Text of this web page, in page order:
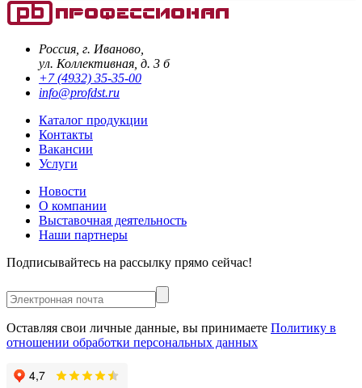
Россия, г. Иваново,
ул. Коллективная, д. 3 б
+7 (4932) 35-35-00
info@profdst.ru
Каталог продукции
Контакты
Вакансии
Услуги
Новости
О компании
Выставочная деятельность
Наши партнеры
Подписывайтесь на рассылку прямо сейчас!
Оставляя свои личные данные, вы принимаете Политику в
отношении обработки персональных данных